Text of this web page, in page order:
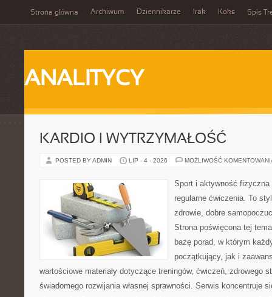
Strona główna Archiwum Dziennikarze Irak Koks Spis
ANALITYCY
KARDIO I WYTRZYMAŁOŚĆ
POSTED BY ADMIN LIP - 4 - 2026 MOŻLIWOŚĆ
Sport i aktywność
regularne ćwiczenia. To
zdrowie, dobre
Strona poświęcona tej
bazę porad, w którym
początkujący, jak i
wartościowe materiały dotyczące treningów, ćwiczeń, zdrowego
świadomego rozwijania własnej sprawności. Serwis koncentruje